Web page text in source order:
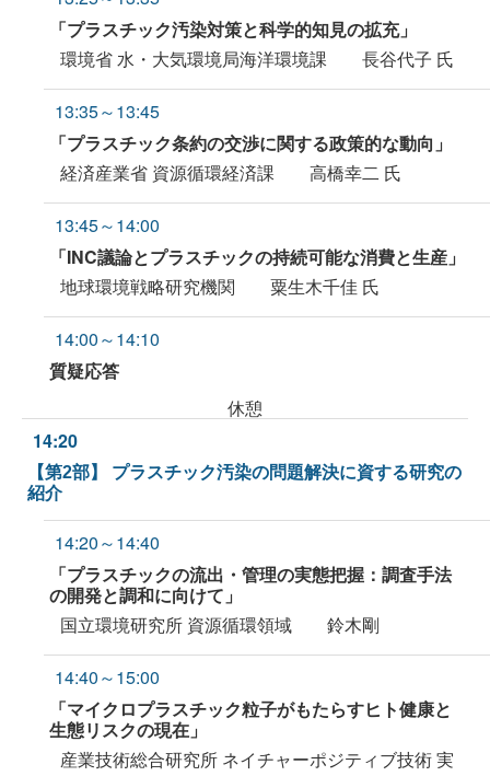
「プラスチック汚染対策と科学的知見の拡充」
環境省 水・大気環境局海洋環境課 長谷代子 氏
13:35～13:45
「プラスチック条約の交渉に関する政策的な動向」
経済産業省 資源循環経済課 高橋幸二 氏
13:45～14:00
「INC議論とプラスチックの持続可能な消費と生産」
地球環境戦略研究機関 粟生木千佳 氏
14:00～14:10
質疑応答
休憩
14:20
【第2部】 プラスチック汚染の問題解決に資する研究の
紹介
14:20～14:40
「プラスチックの流出・管理の実態把握：調査手法
の開発と調和に向けて」
国立環境研究所 資源循環領域 鈴木剛
14:40～15:00
「マイクロプラスチック粒子がもたらすヒト健康と
生態リスクの現在」
産業技術総合研究所 ネイチャーポジティブ技術 実